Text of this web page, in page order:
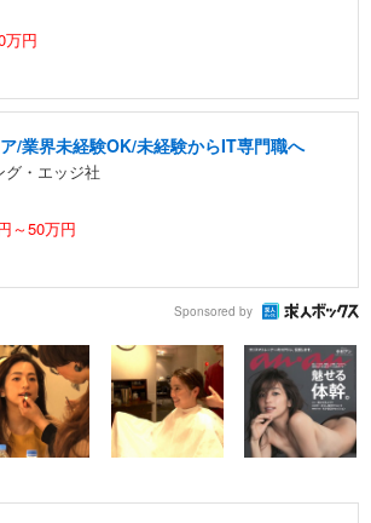
万円
/業界未経験OK/未経験からIT専門職へ
・エッジ社
～50万円
Sponsored by